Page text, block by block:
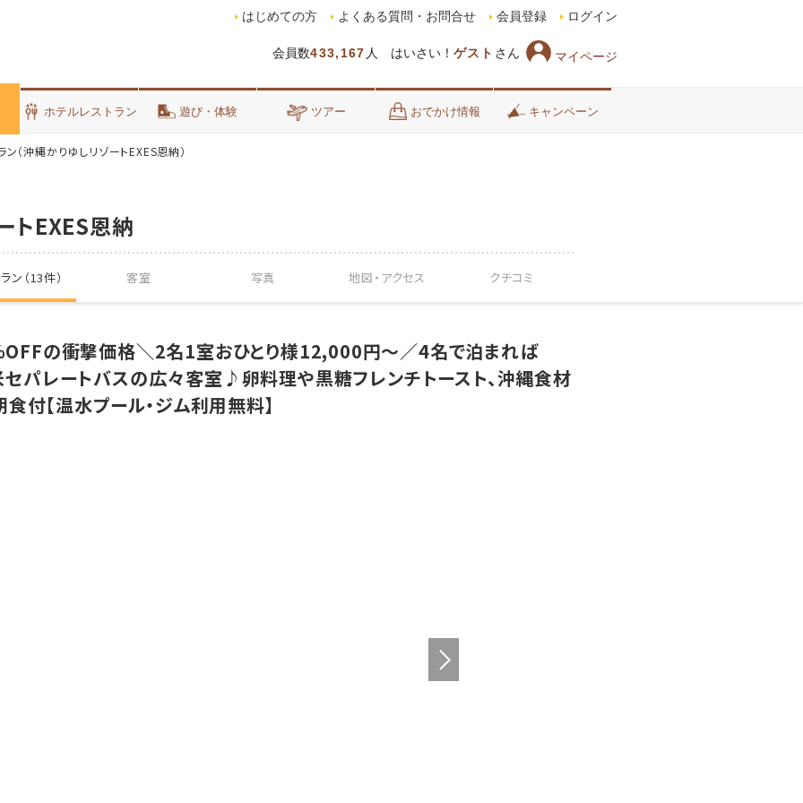
会員数433,167 人 はいさい！ ゲスト さん マイページ
はじめての方 よくある質問・お問合せ 会員登録 ログイン
ホテルレストラン 遊び・体験 ツアー おでかけ情報 キャンペーン
ン（沖縄かりゆしリゾートEXES恩納）
トEXES恩納
ン（13件） 客室 写真 地図・ アクセス クチコミ
OFFの衝撃価格＼2名1室おひとり様12,000円～／4名で泊まれば
パレートバスの広々客室♪卵料理や黒糖フレンチトースト、沖縄食材
付【温水プール・ジム利用無料】